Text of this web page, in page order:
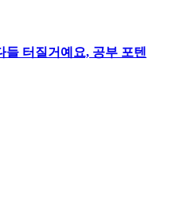
터질거예요, 공부 포텐